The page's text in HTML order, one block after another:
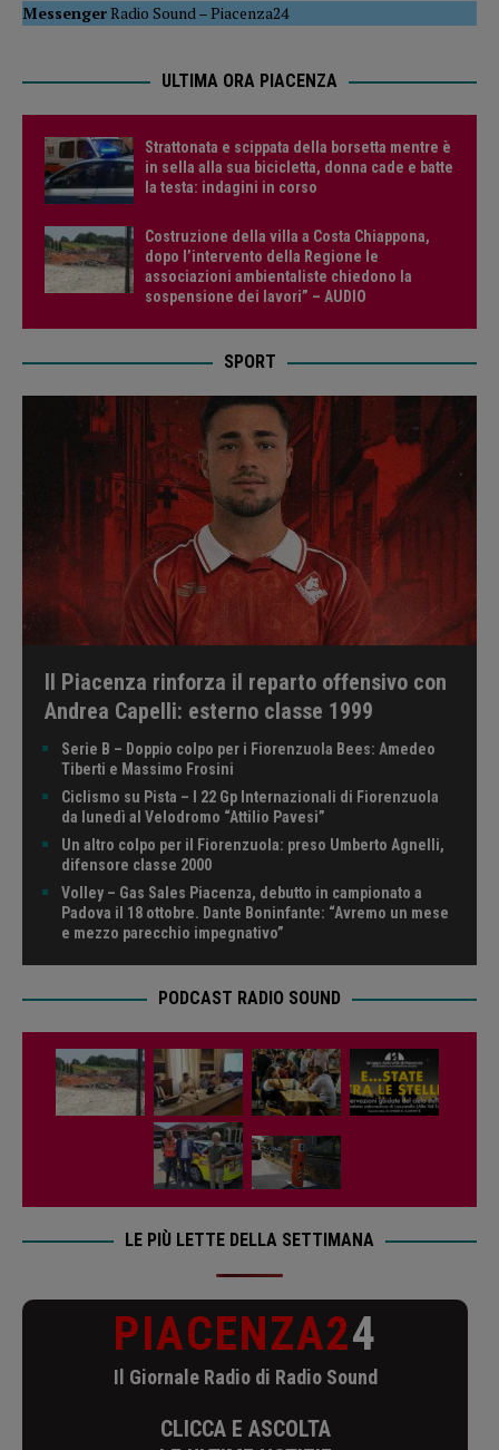
MessengerRadio Sound–Piacenza24
ULTIMA ORA PIACENZA
Strattonata e scippata della borsetta mentre è
in sella alla sua bicicletta, donna cade e batte
la testa: indagini in corso
Costruzione della villa a Costa Chiappona,
dopo l’intervento della Regione le
associazioni ambientaliste chiedono la
sospensione dei lavori” – AUDIO
SPORT
Il Piacenza rinforza il reparto offensivo con
Andrea Capelli: esterno classe 1999
Serie B – Doppio colpo per i Fiorenzuola Bees: Amedeo
Tiberti e Massimo Frosini
Ciclismo su Pista – I 22 Gp Internazionali di Fiorenzuola
da lunedì al Velodromo “Attilio Pavesi”
Un altro colpo per il Fiorenzuola: preso Umberto Agnelli,
difensore classe 2000
Volley – Gas Sales Piacenza, debutto in campionato a
Padova il 18 ottobre. Dante Boninfante: “Avremo un mese
e mezzo parecchio impegnativo”
PODCAST RADIO SOUND
LE PIÙ LETTE DELLA SETTIMANA
PIACENZA24
Il Giornale Radio di Radio Sound
CLICCA E ASCOLTA